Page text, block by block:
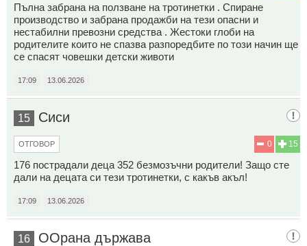
Пълна забрана на ползване на тротинетки . Спиране
производство и забрана продажби на тези опасни и
нестабилни превозни средства . Жестоки глоби на
родителите които не спазва разпоредбите по този начин ще
се спасят човешки детски животи
17:09 13.06.2026
15 Сиси
15
0
ОТГОВОР
176 пострадали деца 352 безмозъчни родители! Защо сте
дали на децата си тези тротинетки, с какъв акъл!
17:09 13.06.2026
16 ООрана държава